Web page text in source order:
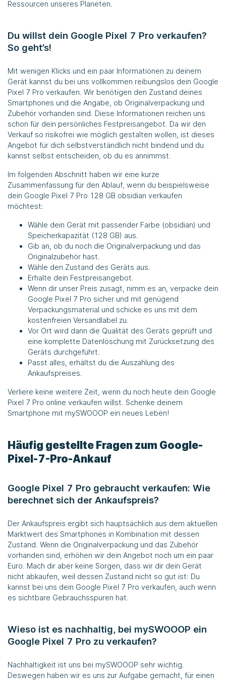
Ressourcen unseres Planeten.
Du willst dein Google Pixel 7 Pro verkaufen?
So geht’s!
Mit wenigen Klicks und ein paar Informationen zu deinem
Gerät kannst du bei uns vollkommen reibungslos dein Google
Pixel 7 Pro verkaufen. Wir benötigen den Zustand deines
Smartphones und die Angabe, ob Originalverpackung und
Zubehör vorhanden sind. Diese Informationen reichen uns
schon für dein persönliches Festpreisangebot. Da wir den
Verkauf so risikofrei wie möglich gestalten wollen, ist dieses
Angebot für dich selbstverständlich nicht bindend und du
kannst selbst entscheiden, ob du es annimmst.
Im folgenden Abschnitt haben wir eine kurze
Zusammenfassung für den Ablauf, wenn du beispielsweise
dein Google Pixel 7 Pro 128 GB obsidian verkaufen
möchtest:
Wähle dein Gerät mit passender Farbe (obsidian) und
Speicherkapazität (128 GB) aus.
Gib an, ob du noch die Originalverpackung und das
Originalzubehör hast.
Wähle den Zustand des Geräts aus.
Erhalte dein Festpreisangebot.
Wenn dir unser Preis zusagt, nimm es an, verpacke dein
Google Pixel 7 Pro sicher und mit genügend
Verpackungsmaterial und schicke es uns mit dem
kostenfreien Versandlabel zu.
Vor Ort wird dann die Qualität des Geräts geprüft und
eine komplette Datenlöschung mit Zurücksetzung des
Geräts durchgeführt.
Passt alles, erhältst du die Auszahlung des
Ankaufspreises.
Verliere keine weitere Zeit, wenn du noch heute dein Google
Pixel 7 Pro online verkaufen willst. Schenke deinem
Smartphone mit mySWOOOP ein neues Leben!
Häufig gestellte Fragen zum Google-
Pixel-7-Pro-Ankauf
Google Pixel 7 Pro gebraucht verkaufen: Wie
berechnet sich der Ankaufspreis?
Der Ankaufspreis ergibt sich hauptsächlich aus dem aktuellen
Marktwert des Smartphones in Kombination mit dessen
Zustand. Wenn die Originalverpackung und das Zubehör
vorhanden sind, erhöhen wir dein Angebot noch um ein paar
Euro. Mach dir aber keine Sorgen, dass wir dir dein Gerät
nicht abkaufen, weil dessen Zustand nicht so gut ist: Du
kannst bei uns dein Google Pixel 7 Pro verkaufen, auch wenn
es sichtbare Gebrauchsspuren hat.
Wieso ist es nachhaltig, bei mySWOOOP ein
Google Pixel 7 Pro zu verkaufen?
Nachhaltigkeit ist uns bei mySWOOOP sehr wichtig.
Deswegen haben wir es uns zur Aufgabe gemacht, für einen